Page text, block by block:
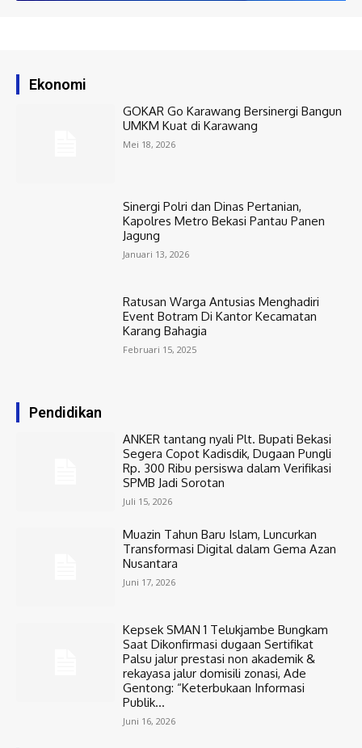
Ekonomi
GOKAR Go Karawang Bersinergi Bangun
UMKM Kuat di Karawang
Mei 18, 2026
Sinergi Polri dan Dinas Pertanian,
Kapolres Metro Bekasi Pantau Panen
Jagung
Januari 13, 2026
Ratusan Warga Antusias Menghadiri
Event Botram Di Kantor Kecamatan
Karang Bahagia
Februari 15, 2025
Pendidikan
ANKER tantang nyali Plt. Bupati Bekasi
Segera Copot Kadisdik, Dugaan Pungli
Rp. 300 Ribu persiswa dalam Verifikasi
SPMB Jadi Sorotan
Juli 15, 2026
Muazin Tahun Baru Islam, Luncurkan
Transformasi Digital dalam Gema Azan
Nusantara
Juni 17, 2026
Kepsek SMAN 1 Telukjambe Bungkam
Saat Dikonfirmasi dugaan Sertifikat
Palsu jalur prestasi non akademik &
rekayasa jalur domisili zonasi, Ade
Gentong: “Keterbukaan Informasi
Publik...
Juni 16, 2026